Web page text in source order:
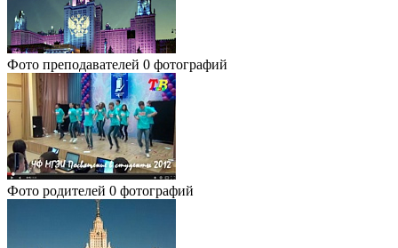
Фото преподавателей 0 фотографий
Фото родителей 0 фотографий